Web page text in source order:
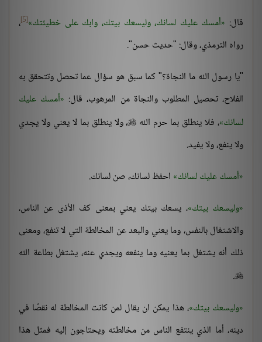
قال: أمسك عليك لسانك، وليسعك بيتك، وابك على خطيئتك [5] ،
رواه الترمذي، وقال: "حديث حسن".
"يا رسول الله ما النجاة؟" كما سبق هو سؤال عما تحصل وتتحقق به
الفلاح، تحصيل المطلوب والنجاة من المرهوب، قال: أمسك عليك
لسانك ، فلا ينطلق بما حرم الله ، ولا ينطلق بما لا يعني ولا يجدي
ولا ينفع، ولا يفيد.
أمسك عليك لسانك احفظ لسانك، صن لسانك.
وليسعك بيتك ، يسعك بيتك يعني بمعنى كف الأذى عن الناس،
والاشتغال بالنفس، وما يعني والبعد عن المخالطة التي لا تنفع، ومعنى
ذلك أنه يشتغل بما يعنيه وما ينفعه ويجدي عنه، يشتغل بطاعة الله

.
وليسعك بيتك ، هذا يمكن ان يقال لمن كانت المخالطة له نقصًا في
دينه، أما الذي ينتفع الناس من مخالطته ويحتاجون إليه فمثل هذا